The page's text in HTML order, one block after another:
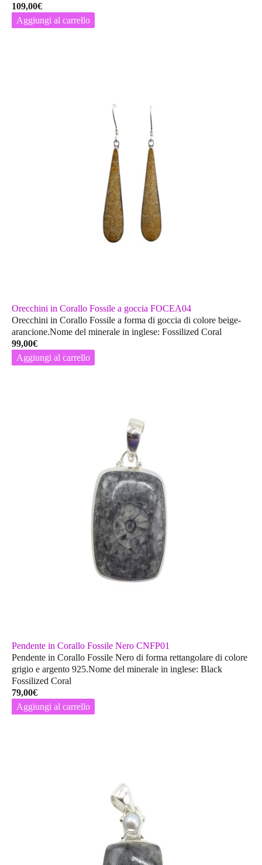
109,00€
Aggiungi al carrello
Orecchini in Corallo Fossile a goccia FOCEA04
Orecchini in Corallo Fossile a forma di goccia di colore beige-
arancione.Nome del minerale in inglese: Fossilized Coral
99,00€
Aggiungi al carrello
Pendente in Corallo Fossile Nero CNFP01
Pendente in Corallo Fossile Nero di forma rettangolare di colore
grigio e argento 925.Nome del minerale in inglese: Black
Fossilized Coral
79,00€
Aggiungi al carrello